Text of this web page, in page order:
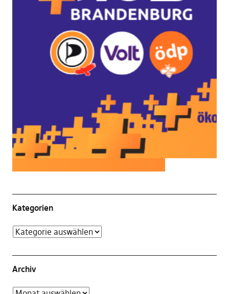
Kategorien
Archiv